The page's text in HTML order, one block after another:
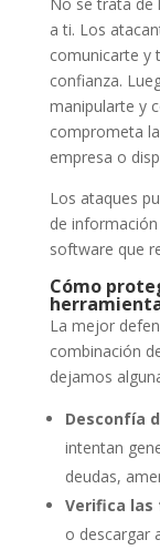
a ti. Los
comunicarte y
confianza.
manipularte y
comprometa la
empresa o
Los ataques
de
software que
Cómo
La mejor
combinación
dejamos
Desconfía
intentan
deudas,
Verifica las
o descargar